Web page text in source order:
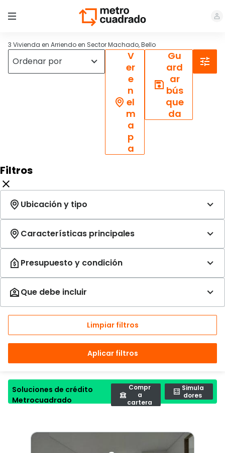
3 Vivienda en Arriendo en Sector Machado, Bello
V
er
e
n
el
m
a
p
a
Gu
ard
ar
bús
que
da
Filtros
Limpiar filtros
Aplicar filtros
Soluciones de crédito
Metrocuadrado
Compr
a
cartera
Simula
dores